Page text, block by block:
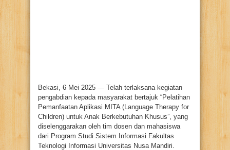
Bekasi
Bekasi, 6 Mei 2025 — Telah terlaksana kegiatan
pengabdian kepada masyarakat bertajuk “Pelatihan
Pemanfaatan Aplikasi MITA (Language Therapy for
Children) untuk Anak Berkebutuhan Khusus”, yang
diselenggarakan oleh tim dosen dan mahasiswa
dari Program Studi Sistem Informasi Fakultas
Teknologi Informasi Universitas Nusa Mandiri.